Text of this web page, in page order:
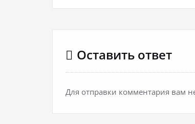
Оставить ответ
Для отправки комментария вам